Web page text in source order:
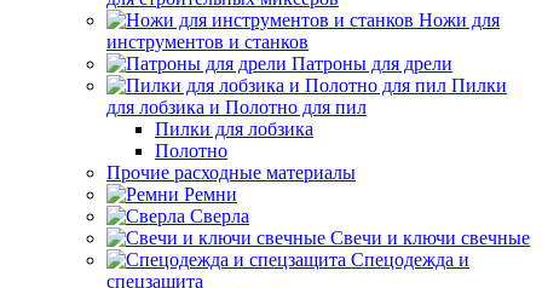
Ножи для
инструментов и станков
Патроны для дрели
Пилки
для лобзика и Полотно для пил
Пилки для лобзика
Полотно
Прочие расходные материалы
Ремни
Сверла
Свечи и ключи свечные
Спецодежда и
спецзащита